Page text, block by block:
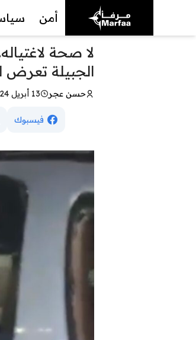
أمن
لا صحة
الجبيلة
حسن عجر 13 أبريل 2024 - 22:44
فيسبوك